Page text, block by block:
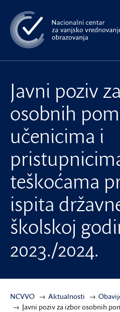
na
glavni
sadržaj
Javni poziv
osobnih
učenicima i
teškoćama
ispita
školskoj
2023./2024.
NCVVO Aktualnosti
Javni poziv za izbor osobnih